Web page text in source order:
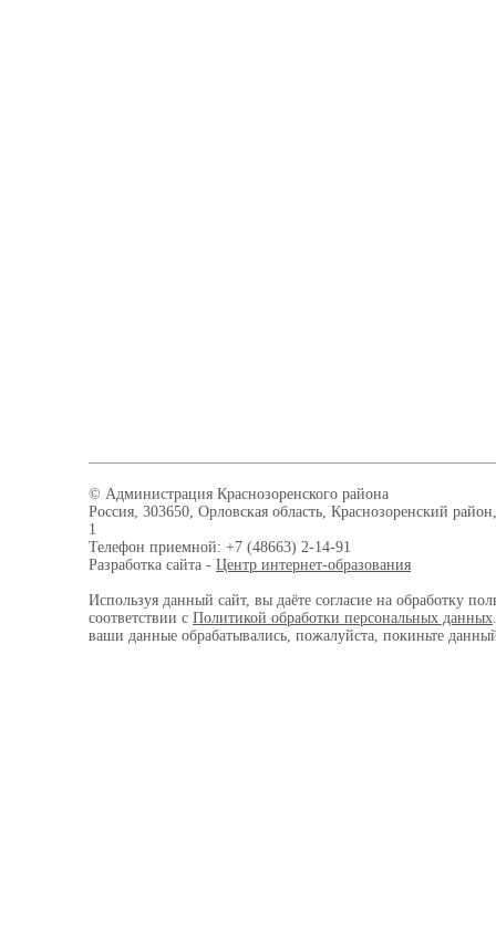
© Администрация Краснозоренского района
Россия, 303650, Орловская область, Краснозоренский
1
Телефон приемной: +7 (48663) 2-14-91
Разработка сайта - Центр интернет-образования
Используя данный сайт, вы даёте согласие на обработку
соответствии с Политикой обработки персональных данных
ваши данные обрабатывались, пожалуйста, покиньте